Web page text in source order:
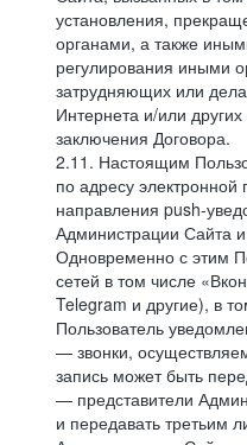
установления,
органами, а также
регулирования иными
затрудняющих или
Интернета и/или
заключения Договора.
2.11. Настоящим
по адресу
направления push-
Администрации Сайта
Одновременно с этим
сетей в том числе
Telegram и другие), в
Пользователь
— звонки,
запись может быть
— представители
и передавать третьим